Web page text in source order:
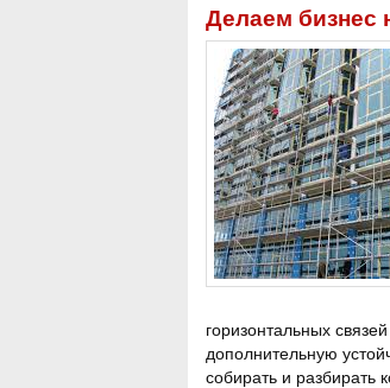
Делаем бизнес
горизонтальных
дополнительную
собирать и разбирать